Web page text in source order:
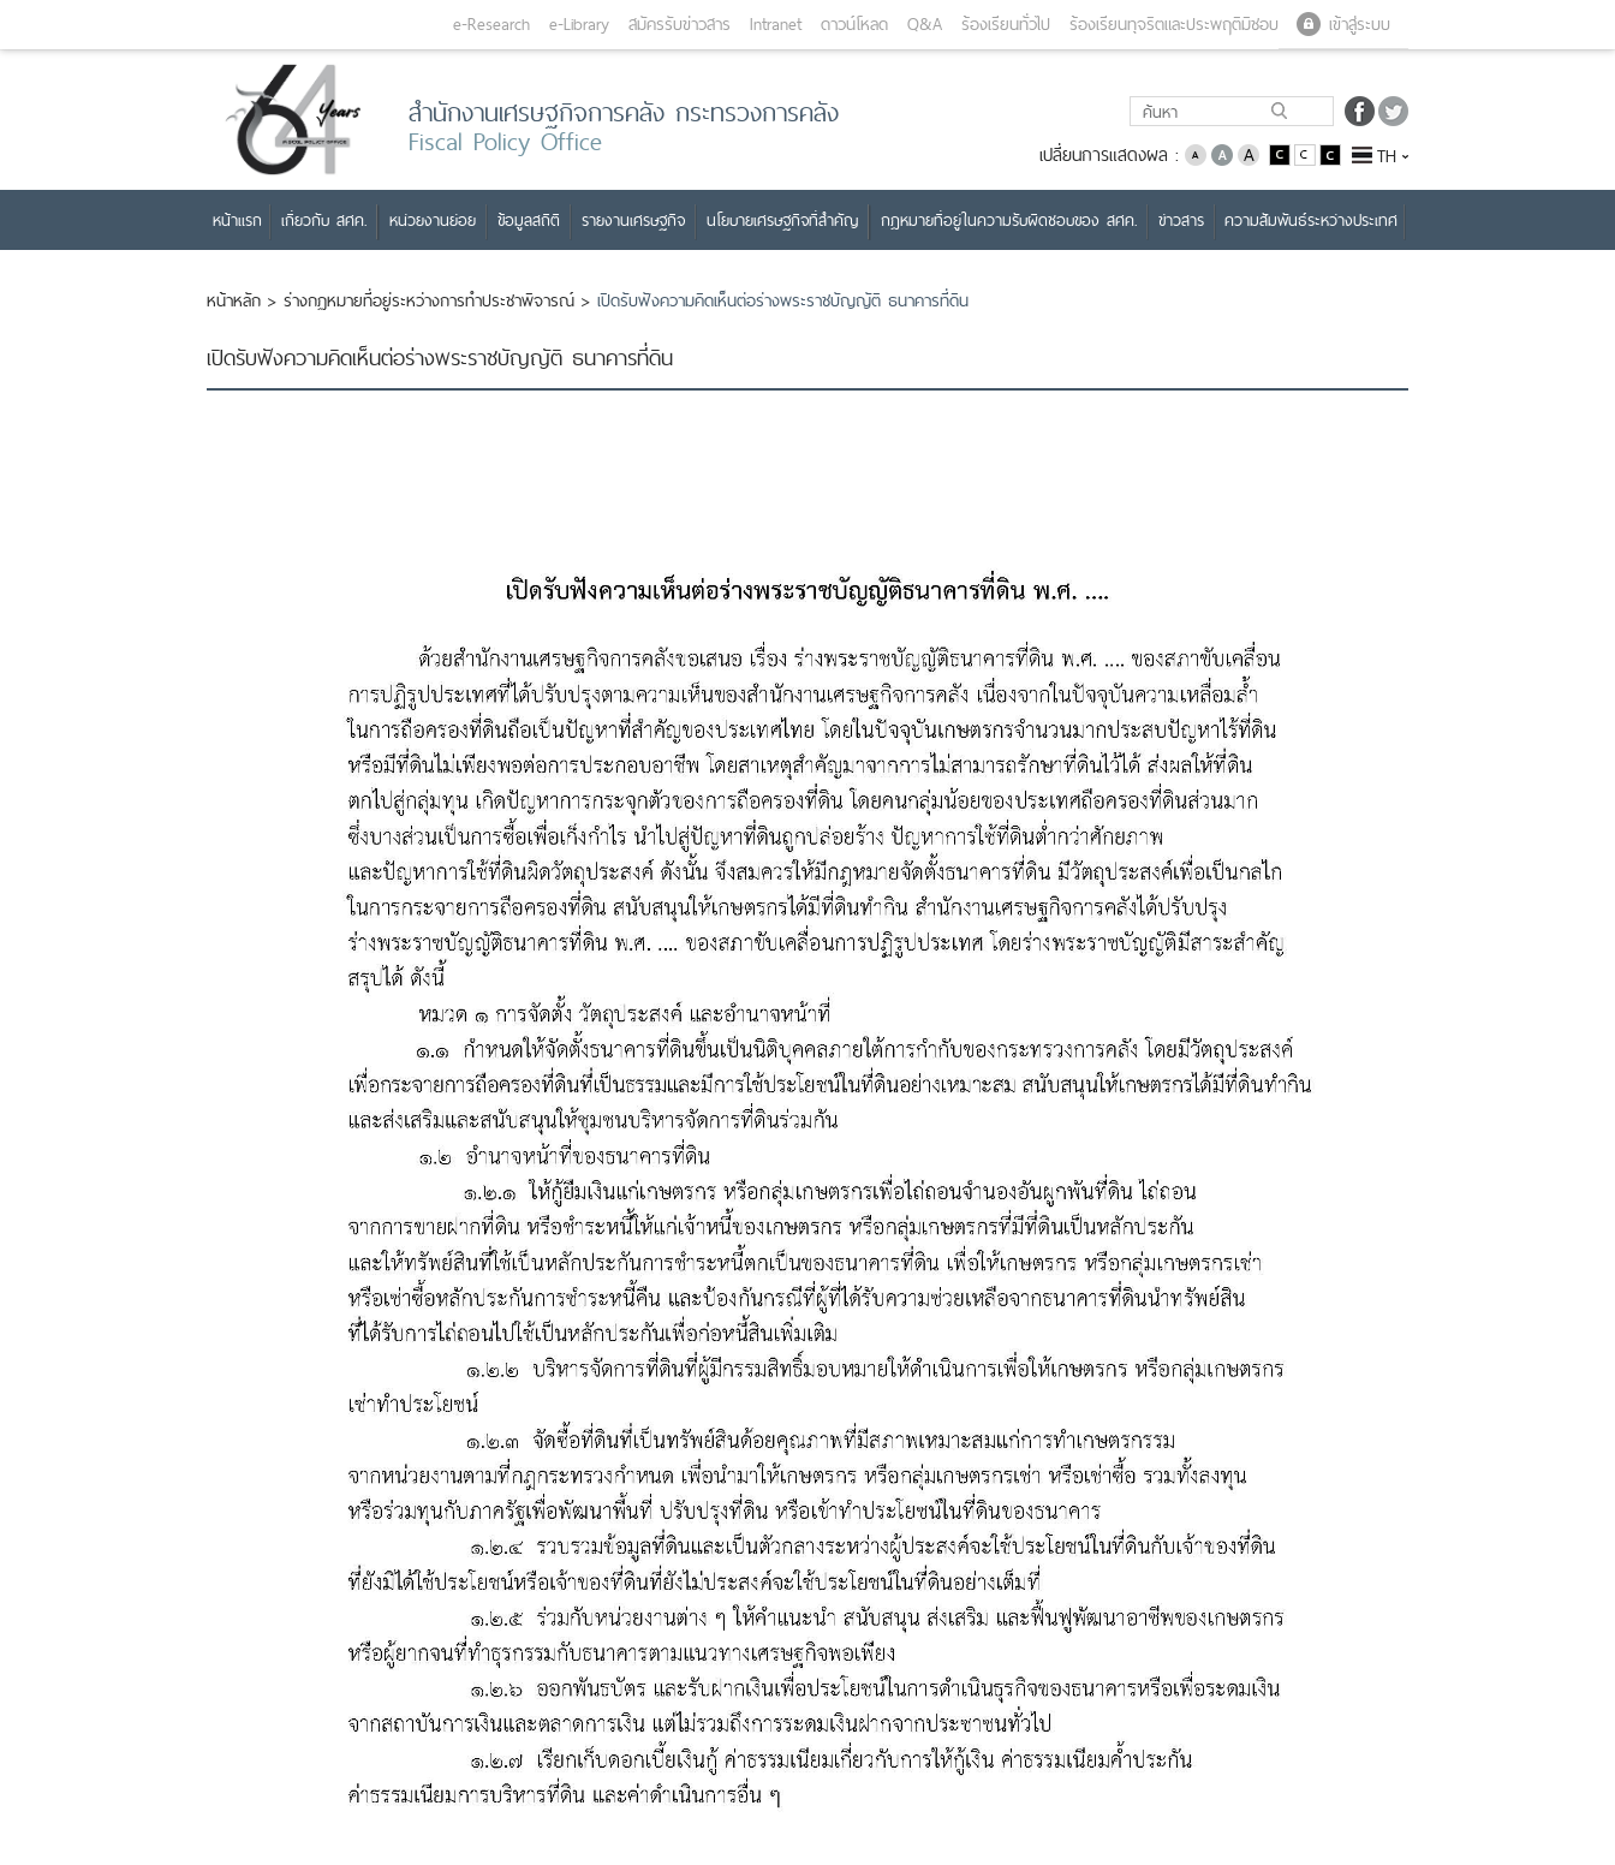
เข้าสู่ระบบ
e-Research e-Library สมัครรับข่าวสาร Intranet ดาวน์โหลด Q&A ร้องเรียนทั่วไป ร้องเรียนทุจริตและประพฤติมิชอบ
สำนักงานเศรษฐกิจการคลัง กระทรวงการคลัง
Fiscal Policy Office เปลี่ยนการแสดงผล : TH
หน้าแรก เกี่ยวกับ สศค. หน่วยงานย่อย ข้อมูลสถิติ รายงานเศรษฐกิจ นโยบายเศรษฐกิจที่สำคัญ กฎหมายที่อยู่ในความรับผิดชอบของ สศค. ข่าวสาร ความสัมพันธ์ระหว่างประเทศ
หน้าหลัก > ร่างกฏหมายที่อยู่ระหว่างการทำประชาพิจารณ์ > เปิดรับฟังความคิดเห็นต่อร่างพระราชบัญญัติ ธนาคารที่ดิน
เปิดรับฟังความคิดเห็นต่อร่างพระราชบัญญัติ ธนาคารที่ดิน